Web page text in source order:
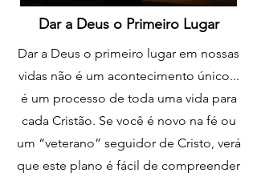
Dar a Deus o Primeiro Lugar
Dar a Deus o primeiro lugar em nossas
vidas não é um acontecimento único...
é um processo de toda uma vida para
cada Cristão. Se você é novo na fé ou
um “veterano” seguidor de Cristo, verá
que este plano é fácil de compreender